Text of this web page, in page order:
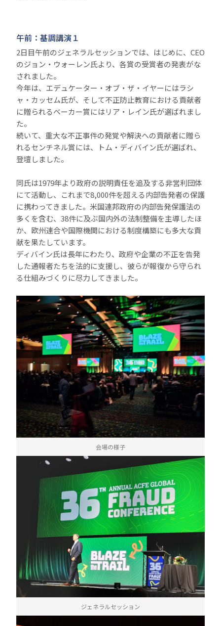
午前：基調講演１
2日目午前のジェネラルセッションでは、はじめに、CEO
のジョン・ウォーレン氏より、各賞の受賞者の発表がな
されました。
今年は、エデュケーター・オブ・ザ・イヤーにはラシ
ャ・カッセム氏が、そして不正防止教育における貢献者
に贈られるベーカー賞にはリア・レイン氏が選ばれまし
た。
続いて、重大な不正事件の発覚や解決への貢献者に贈ら
れるセンチネル賞には、トム・ディバイン氏が選ばれ、
登壇しました。
同氏は1979年より政府の説明責任を追及する非営利団体
にて活動し、これまで8,000件を超える内部告発者の保護
に携わってきました。米国連邦政府の内部告発保護法の
多くを含む、38件に及ぶ国内外の法制整備を主導したほ
か、欧州連合や国際機関における制度構築にも多大な貢
献を果たしています。
ディバイン氏は長年にわたり、政府や企業の不正を告発
した通報者たちを法的に支援し、彼らが報復から守られ
る仕組みづくりに尽力してきました。
会場の様子
ジェネラルセッション